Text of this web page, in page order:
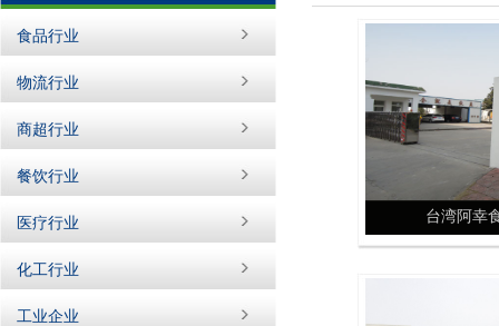
食品行业
物流行业
商超行业
餐饮行业
医疗行业
化工行业
工业企业
台湾阿幸